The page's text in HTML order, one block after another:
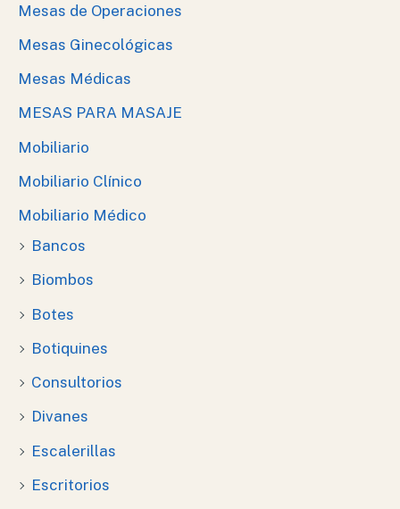
Mesas de Operaciones
Mesas Ginecológicas
Mesas Médicas
MESAS PARA MASAJE
Mobiliario
Mobiliario Clínico
Mobiliario Médico
Bancos
Biombos
Botes
Botiquines
Consultorios
Divanes
Escalerillas
Escritorios